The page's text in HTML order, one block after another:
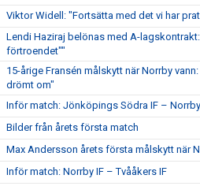
Viktor Widell: "Fortsätta med det vi har
Lendi Haziraj belönas med A-
förtroendet""
15-årige Fransén målskytt när Norrby
drömt om"
Inför match: Jönköpings Södra IF –
Bilder från årets första match
Max Andersson årets första målskytt när
Inför match: Norrby IF – Tvååkers IF